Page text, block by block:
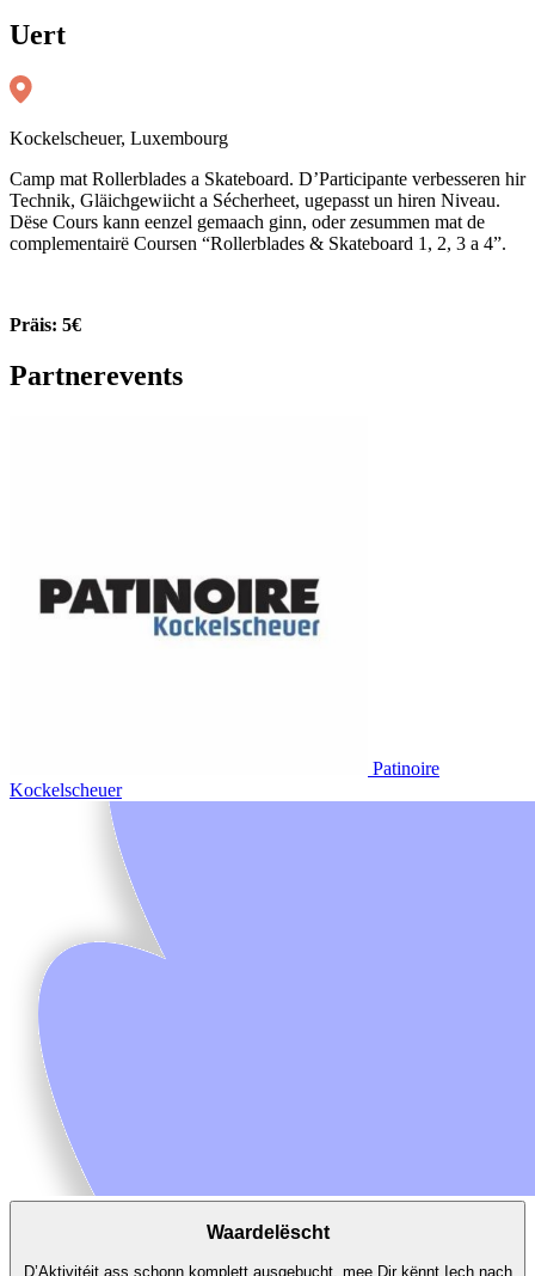
Uert
Kockelscheuer, Luxembourg
Camp mat Rollerblades a Skateboard. D’Participante verbesseren hir
Technik, Gläichgewiicht a Sécherheet, ugepasst un hiren Niveau.
Dëse Cours kann eenzel gemaach ginn, oder zesummen mat de
complementairë Coursen “Rollerblades & Skateboard 1, 2, 3 a 4”.
Präis: 5€
Partnerevents
Patinoire
Kockelscheuer
Waardelëscht
D’Aktivitéit ass schonn komplett ausgebucht, mee Dir kënnt Iech nach